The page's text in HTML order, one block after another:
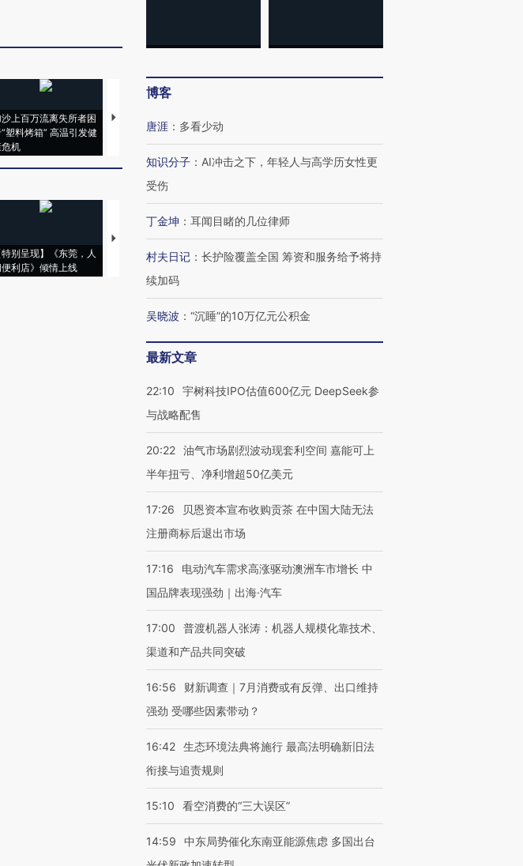
上百万流离失所者困
塑料烤箱” 高温引发健
危机
视线｜HYROX的吸金
术：是什么让中产们甘
心“花钱找虐”？
毒品
育部长拱下台
特别呈现】《东莞，人
利店》倾情上线
【推广】走进第四届链博
会，让数智科技“链”接产
【特别呈现】寻找100种
【商旅对话】华住集团
CFO：不靠规模取胜，华
博客
唐涯 ： 多看少动
知识分子 ： AI冲击之下，年轻人与高学历女性更
受伤
丁金坤 ： 耳闻目睹的几位律师
村夫日记 ： 长护险覆盖全国 筹资和服务给予将持
续加码
吴晓波 ： “沉睡”的10万亿元公积金
最新文章
22:10
宇树科技IPO估值600亿元 DeepSeek参
与战略配售
20:22 油气市场剧烈波动现套利空间 嘉能可上
半年扭亏、净利增超50亿美元
17:26
贝恩资本宣布收购贡茶 在中国大陆无法
注册商标后退出市场
17:16
电动汽车需求高涨驱动澳洲车市增长 中
国品牌表现强劲｜出海·汽车
17:00
普渡机器人张涛：机器人规模化靠技术、
渠道和产品共同突破
16:56
财新调查｜7月消费或有反弹、出口维持
强劲 受哪些因素带动？
16:42 生态环境法典将施行 最高法明确新旧法
衔接与追责规则
15:10 看空消费的“三大误区”
14:59
中东局势催化东南亚能源焦虑 多国出台